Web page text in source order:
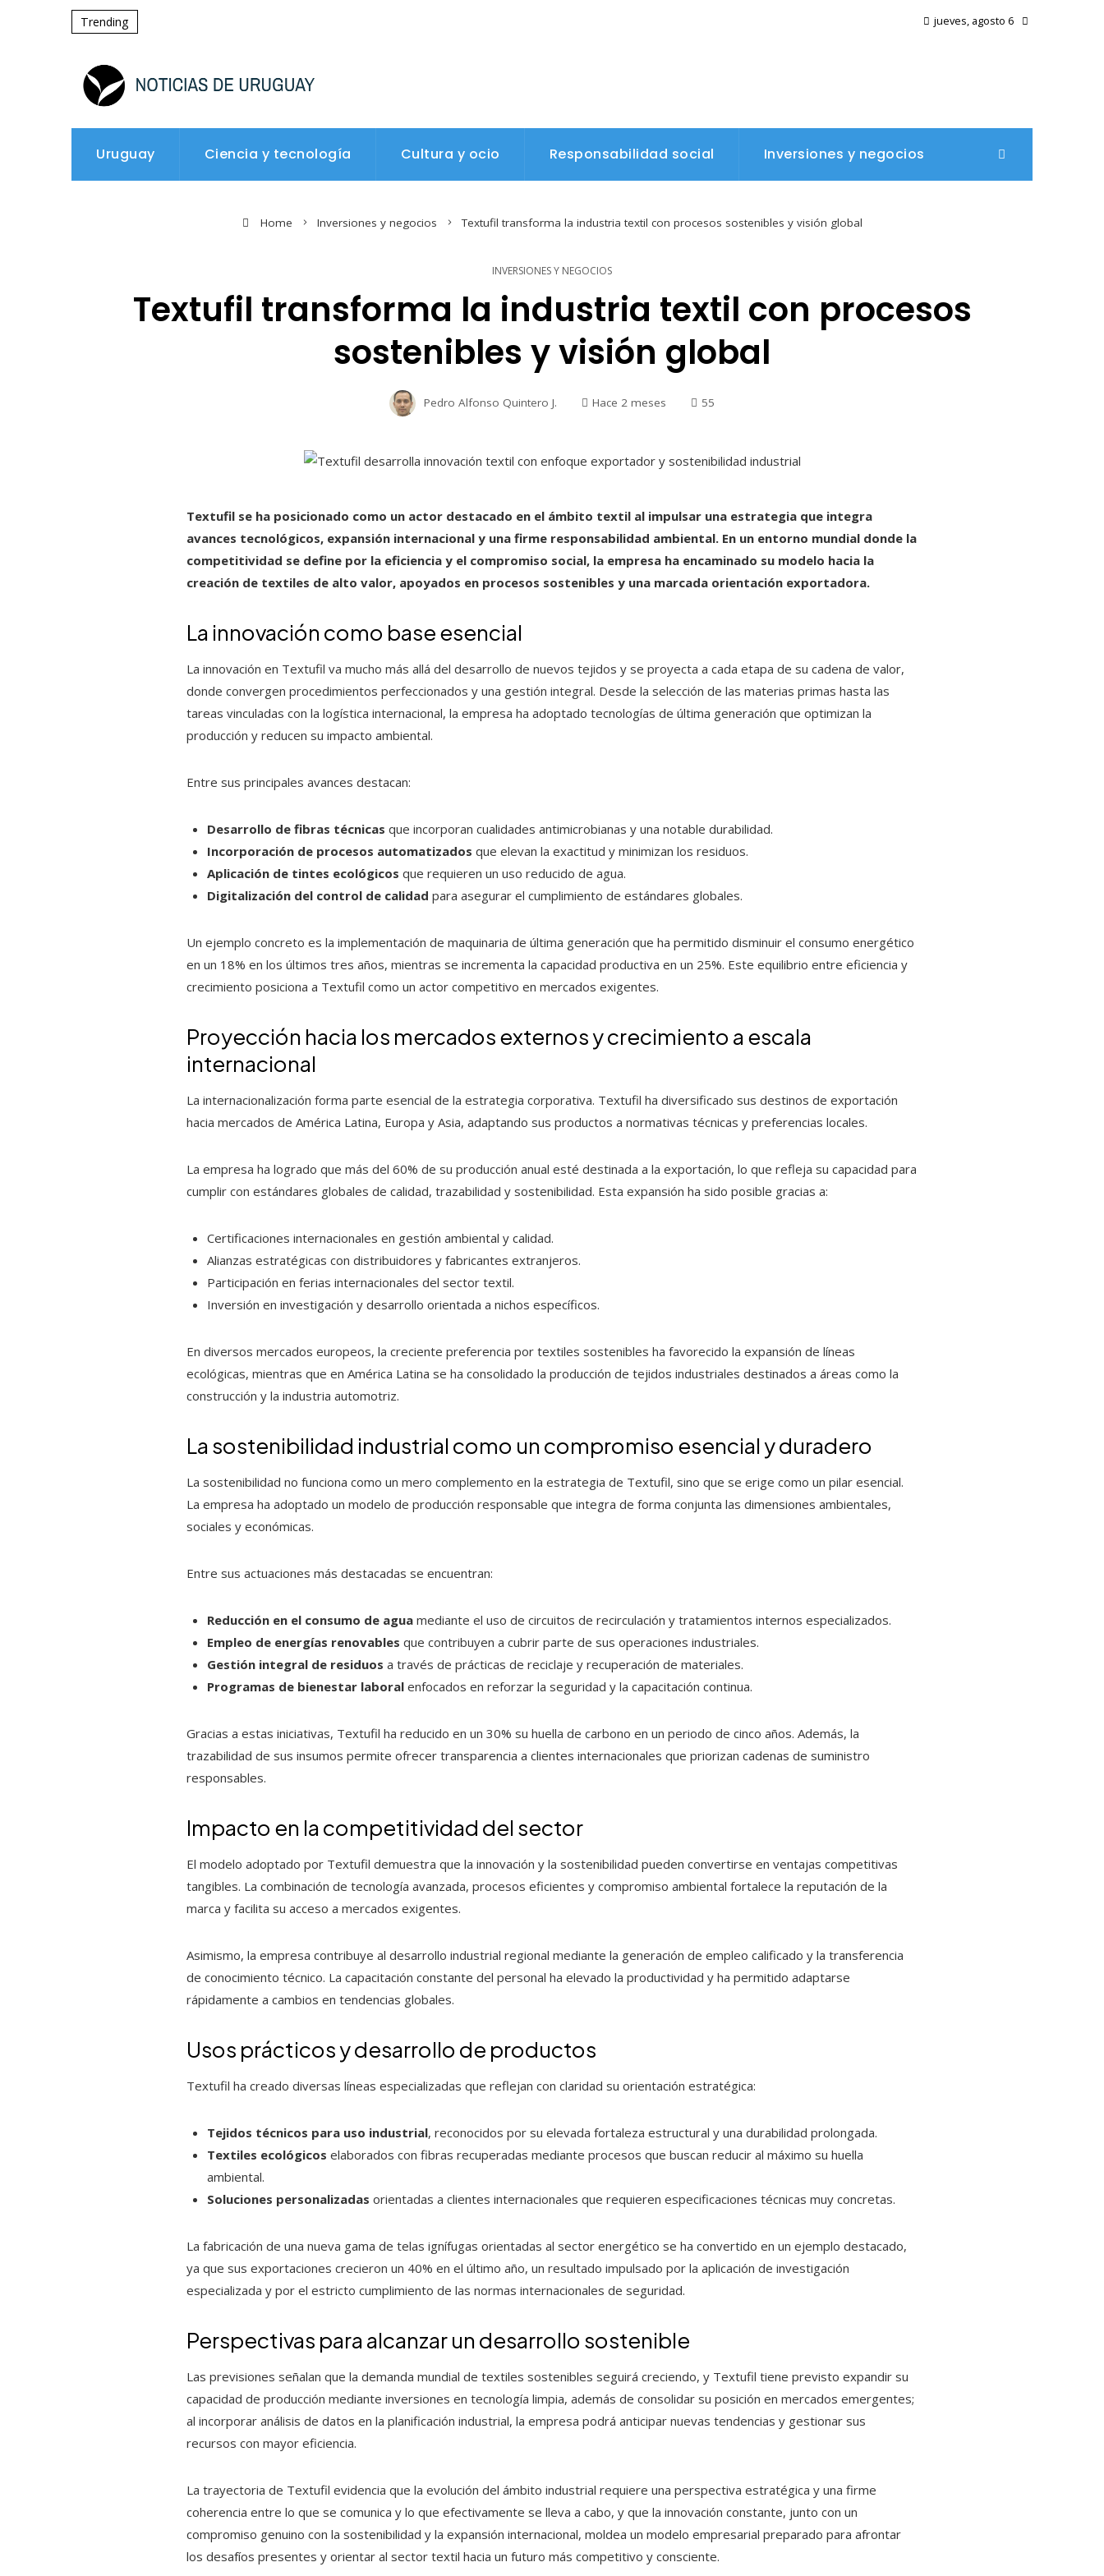
Trending jueves, agosto 6
Uruguay Ciencia y tecnología Cultura y ocio Responsabilidad social Inversiones y negocios
Home Inversiones y negocios Textufil transforma la industria textil con procesos sostenibles y visión global
INVERSIONES Y NEGOCIOS
Textufil transforma la industria textil con procesos
sostenibles y visión global
Pedro Alfonso Quintero J. Hace 2 meses 55
Textufil se ha posicionado como un actor destacado en el ámbito textil al impulsar una estrategia que integra
avances tecnológicos, expansión internacional y una firme responsabilidad ambiental. En un entorno mundial donde la
competitividad se define por la eficiencia y el compromiso social, la empresa ha encaminado su modelo hacia la
creación de textiles de alto valor, apoyados en procesos sostenibles y una marcada orientación exportadora.
La innovación como base esencial
La innovación en Textufil va mucho más allá del desarrollo de nuevos tejidos y se proyecta a cada etapa de su cadena de valor,
donde convergen procedimientos perfeccionados y una gestión integral. Desde la selección de las materias primas hasta las
tareas vinculadas con la logística internacional, la empresa ha adoptado tecnologías de última generación que optimizan la
producción y reducen su impacto ambiental.
Entre sus principales avances destacan:
Desarrollo de fibras técnicas que incorporan cualidades antimicrobianas y una notable durabilidad.
Incorporación de procesos automatizados que elevan la exactitud y minimizan los residuos.
Aplicación de tintes ecológicos que requieren un uso reducido de agua.
Digitalización del control de calidad para asegurar el cumplimiento de estándares globales.
Un ejemplo concreto es la implementación de maquinaria de última generación que ha permitido disminuir el consumo energético
en un 18% en los últimos tres años, mientras se incrementa la capacidad productiva en un 25%. Este equilibrio entre eficiencia y
crecimiento posiciona a Textufil como un actor competitivo en mercados exigentes.
Proyección hacia los mercados externos y crecimiento a escala
internacional
La internacionalización forma parte esencial de la estrategia corporativa. Textufil ha diversificado sus destinos de exportación
hacia mercados de América Latina, Europa y Asia, adaptando sus productos a normativas técnicas y preferencias locales.
La empresa ha logrado que más del 60% de su producción anual esté destinada a la exportación, lo que refleja su capacidad para
cumplir con estándares globales de calidad, trazabilidad y sostenibilidad. Esta expansión ha sido posible gracias a:
Certificaciones internacionales en gestión ambiental y calidad.
Alianzas estratégicas con distribuidores y fabricantes extranjeros.
Participación en ferias internacionales del sector textil.
Inversión en investigación y desarrollo orientada a nichos específicos.
En diversos mercados europeos, la creciente preferencia por textiles sostenibles ha favorecido la expansión de líneas
ecológicas, mientras que en América Latina se ha consolidado la producción de tejidos industriales destinados a áreas como la
construcción y la industria automotriz.
La sostenibilidad industrial como un compromiso esencial y duradero
La sostenibilidad no funciona como un mero complemento en la estrategia de Textufil, sino que se erige como un pilar esencial.
La empresa ha adoptado un modelo de producción responsable que integra de forma conjunta las dimensiones ambientales,
sociales y económicas.
Entre sus actuaciones más destacadas se encuentran:
Reducción en el consumo de agua mediante el uso de circuitos de recirculación y tratamientos internos especializados.
Empleo de energías renovables que contribuyen a cubrir parte de sus operaciones industriales.
Gestión integral de residuos a través de prácticas de reciclaje y recuperación de materiales.
Programas de bienestar laboral enfocados en reforzar la seguridad y la capacitación continua.
Gracias a estas iniciativas, Textufil ha reducido en un 30% su huella de carbono en un periodo de cinco años. Además, la
trazabilidad de sus insumos permite ofrecer transparencia a clientes internacionales que priorizan cadenas de suministro
responsables.
Impacto en la competitividad del sector
El modelo adoptado por Textufil demuestra que la innovación y la sostenibilidad pueden convertirse en ventajas competitivas
tangibles. La combinación de tecnología avanzada, procesos eficientes y compromiso ambiental fortalece la reputación de la
marca y facilita su acceso a mercados exigentes.
Asimismo, la empresa contribuye al desarrollo industrial regional mediante la generación de empleo calificado y la transferencia
de conocimiento técnico. La capacitación constante del personal ha elevado la productividad y ha permitido adaptarse
rápidamente a cambios en tendencias globales.
Usos prácticos y desarrollo de productos
Textufil ha creado diversas líneas especializadas que reflejan con claridad su orientación estratégica:
Tejidos técnicos para uso industrial, reconocidos por su elevada fortaleza estructural y una durabilidad prolongada.
Textiles ecológicos elaborados con fibras recuperadas mediante procesos que buscan reducir al máximo su huella
ambiental.
Soluciones personalizadas orientadas a clientes internacionales que requieren especificaciones técnicas muy concretas.
La fabricación de una nueva gama de telas ignífugas orientadas al sector energético se ha convertido en un ejemplo destacado,
ya que sus exportaciones crecieron un 40% en el último año, un resultado impulsado por la aplicación de investigación
especializada y por el estricto cumplimiento de las normas internacionales de seguridad.
Perspectivas para alcanzar un desarrollo sostenible
Las previsiones señalan que la demanda mundial de textiles sostenibles seguirá creciendo, y Textufil tiene previsto expandir su
capacidad de producción mediante inversiones en tecnología limpia, además de consolidar su posición en mercados emergentes;
al incorporar análisis de datos en la planificación industrial, la empresa podrá anticipar nuevas tendencias y gestionar sus
recursos con mayor eficiencia.
La trayectoria de Textufil evidencia que la evolución del ámbito industrial requiere una perspectiva estratégica y una firme
coherencia entre lo que se comunica y lo que efectivamente se lleva a cabo, y que la innovación constante, junto con un
compromiso genuino con la sostenibilidad y la expansión internacional, moldea un modelo empresarial preparado para afrontar
los desafíos presentes y orientar al sector textil hacia un futuro más competitivo y consciente.